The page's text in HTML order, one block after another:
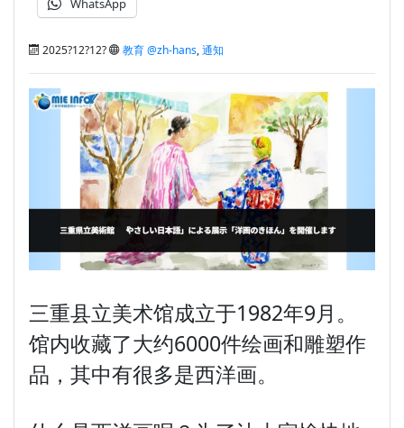
WhatsApp
2025?12?12? 教育 @zh-hans,通知
三重县立美术馆成立于1982年9月。
馆内收藏了大约6000件绘画和雕塑作
品，其中有很多是西洋画。